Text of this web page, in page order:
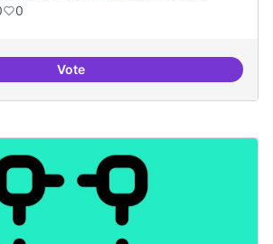
0
Votedecidim.canodrom